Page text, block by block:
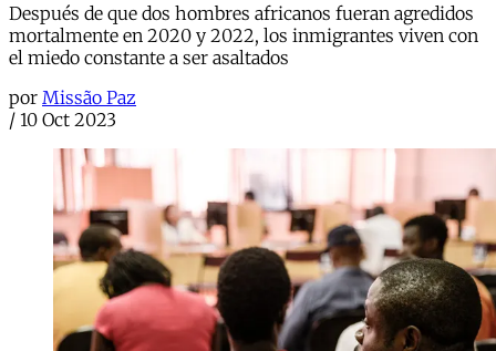
Después de que dos hombres africanos fueran agredidos
mortalmente en 2020 y 2022, los inmigrantes viven con
el miedo constante a ser asaltados
por Missão Paz
/ 10 Oct 2023